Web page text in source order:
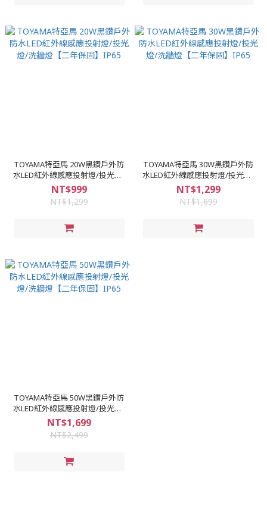
TOYAMA特亞馬 20W黑鑽戶外防
水LED紅外線感應投射燈/投光燈/
洗牆燈【二年保固】IP65
NT$999
NT$1,299
TOYAMA特亞馬 30W黑鑽戶外防
水LED紅外線感應投射燈/投光燈/
洗牆燈【二年保固】IP65
NT$1,299
NT$1,699
TOYAMA特亞馬 50W黑鑽戶外防
水LED紅外線感應投射燈/投光燈/
洗牆燈【二年保固】IP65
NT$1,699
NT$2,499